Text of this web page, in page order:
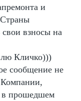
и
свои взносы на
Кличко)))
сообщение не
Компании,
в прошедшем